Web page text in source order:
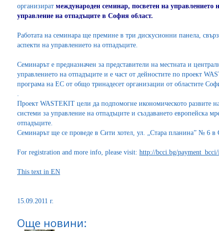
организират международен семинар, посветен на управлението
управление на отпадъците в София област.
Работата на семинара ще премине в три дискусионни панела,
аспекти на управлението на отпадъците.
Семинарът е предназначен за представители на местната и
управлението на отпадъците и е част от дейностите по проект
програма на ЕС от общо тринадесет организации от областите
.
Проект WASTEKIT цели да подпомогне икономическото развите
системи за управление на отпадъците и създаването европейска
отпадъците.
Семинарът ще се проведе в Сити хотел, ул. „Стара планина” № 6 в
For registration and more info, please visit: http://bcci.bg/
This text in EN
15.09.2011 г.
Още новини: